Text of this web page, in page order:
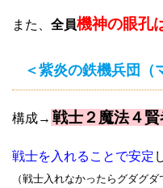
また、 全員機神の眼孔
＜紫炎の鉄機兵団（
構成→ 戦士２魔法４賢
戦士を入れることで安定
（戦士入れなかったらグダグダ